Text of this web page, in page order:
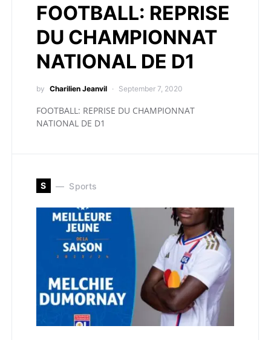
FOOTBALL: REPRISE
DU CHAMPIONNAT
NATIONAL DE D1
by Charilien Jeanvil September 7, 2020
FOOTBALL: REPRISE DU CHAMPIONNAT
NATIONAL DE D1
S Sports